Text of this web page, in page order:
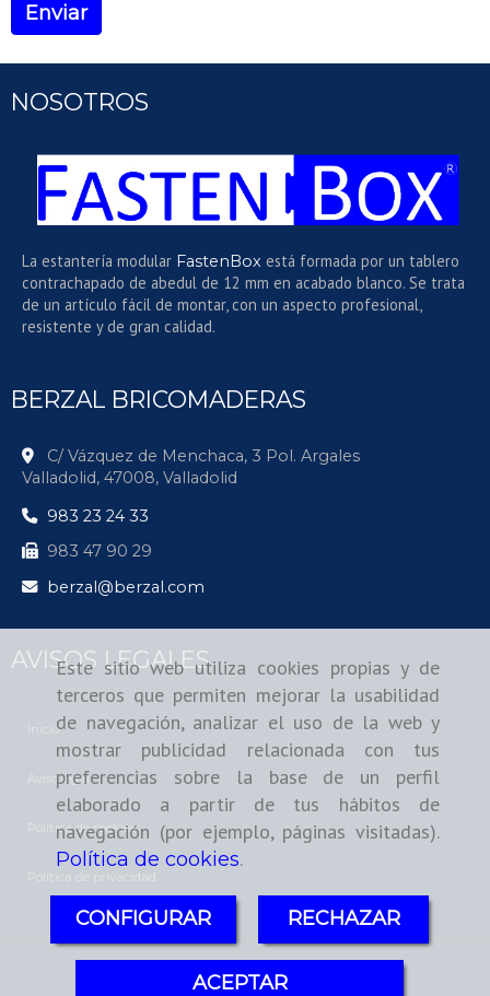
Este sitio web utiliza cookies propias y de
terceros que permiten mejorar la usabilidad
de navegación, analizar el uso de la web y
mostrar publicidad relacionada con tus
preferencias sobre la base de un perfil
elaborado a partir de tus hábitos de
navegación (por ejemplo, páginas visitadas).
Política de cookies.
CONFIGURAR RECHAZAR
ACEPTAR
Enviar
NOSOTROS
La estantería modular FastenBox está formada por un tablero
contrachapado de abedul de 12 mm en acabado blanco. Se trata
de un artículo fácil de montar, con un aspecto profesional,
resistente y de gran calidad.
BERZAL BRICOMADERAS
C/ Vázquez de Menchaca, 3 Pol. Argales
Valladolid, 47008, Valladolid
983 23 24 33
983 47 90 29
berzal
berzal.com
AVISOS LEGALES
Inicio
Aviso legal
Política de cookies
Política de privacidad